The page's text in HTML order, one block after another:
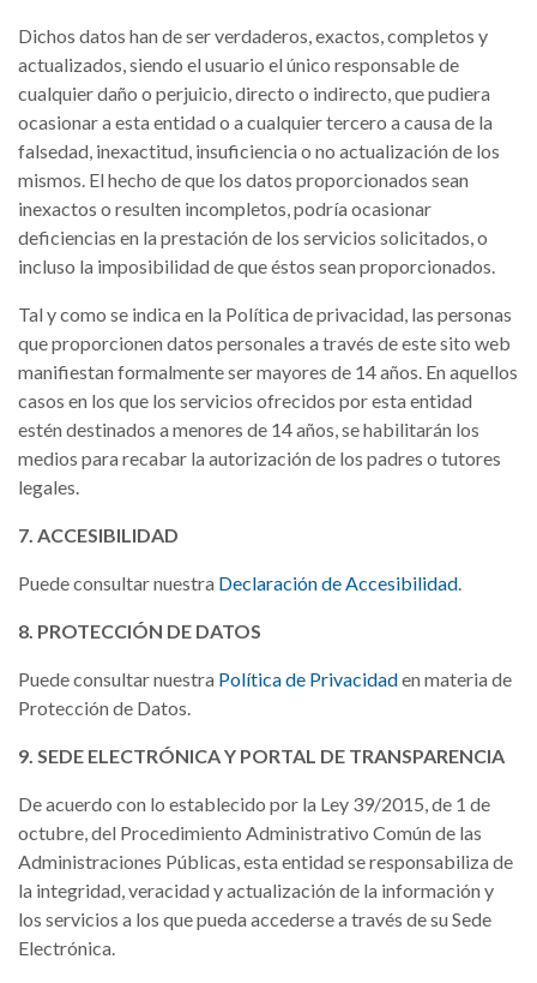
Dichos datos han de ser verdaderos, exactos, completos y
actualizados, siendo el usuario el único responsable de
cualquier daño o perjuicio, directo o indirecto, que pudiera
ocasionar a esta entidad o a cualquier tercero a causa de la
falsedad, inexactitud, insuficiencia o no actualización de los
mismos. El hecho de que los datos proporcionados sean
inexactos o resulten incompletos, podría ocasionar
deficiencias en la prestación de los servicios solicitados, o
incluso la imposibilidad de que éstos sean proporcionados.
Tal y como se indica en la Política de privacidad, las personas
que proporcionen datos personales a través de este sito web
manifiestan formalmente ser mayores de 14 años. En aquellos
casos en los que los servicios ofrecidos por esta entidad
estén destinados a menores de 14 años, se habilitarán los
medios para recabar la autorización de los padres o tutores
legales.
7. ACCESIBILIDAD
Puede consultar nuestra Declaración de Accesibilidad.
8. PROTECCIÓN DE DATOS
Puede consultar nuestra Política de Privacidaden materia de
Protección de Datos.
9. SEDE ELECTRÓNICA Y PORTAL DE TRANSPARENCIA
De acuerdo con lo establecido por la Ley 39/2015, de 1 de
octubre, del Procedimiento Administrativo Común de las
Administraciones Públicas, esta entidad se responsabiliza de
la integridad, veracidad y actualización de la información y
los servicios a los que pueda accederse a través de su Sede
Electrónica.